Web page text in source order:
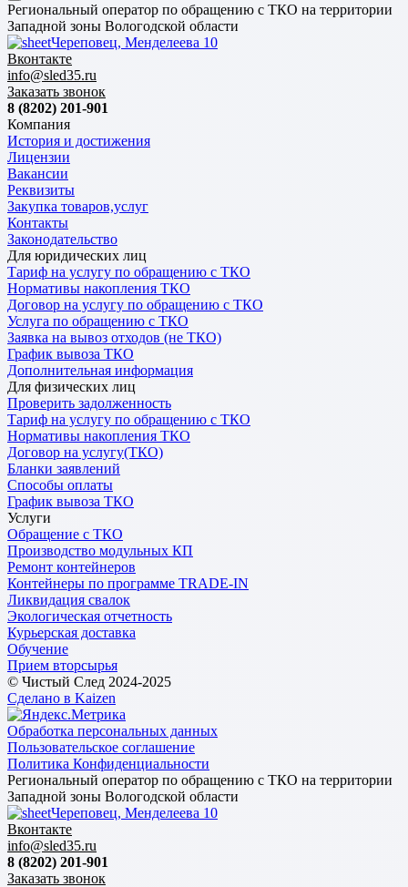
Региональный оператор по обращению с ТКО на территории
Западной зоны Вологодской области
Череповец, Менделеева 10
Вконтакте
info@sled35.ru
Заказать звонок
8 (8202) 201-901
Компания
История и достижения
Лицензии
Вакансии
Реквизиты
Закупка товаров,услуг
Контакты
Законодательство
Для юридических лиц
Тариф на услугу по обращению с ТКО
Нормативы накопления ТКО
Договор на услугу по обращению с ТКО
Услуга по обращению с ТКО
Заявка на вывоз отходов (не ТКО)
График вывоза ТКО
Дополнительная информация
Для физических лиц
Проверить задолженность
Тариф на услугу по обращению с ТКО
Нормативы накопления ТКО
Договор на услугу(ТКО)
Бланки заявлений
Способы оплаты
График вывоза ТКО
Услуги
Обращение с ТКО
Производство модульных КП
Ремонт контейнеров
Контейнеры по программе TRADE-IN
Ликвидация свалок
Экологическая отчетность
Курьерская доставка
Обучение
Прием вторсырья
© Чистый След 2024-2025
Сделано в Kaizen
Обработка персональных данных
Пользовательское соглашение
Политика Конфиденциальности
Региональный оператор по обращению с ТКО на территории
Западной зоны Вологодской области
Череповец, Менделеева 10
Вконтакте
info@sled35.ru
8 (8202) 201-901
Заказать звонок